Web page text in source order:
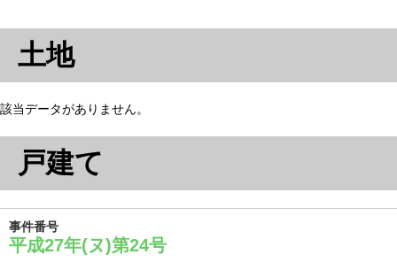
土地
該当データがありません。
戸建て
事件番号
平成27年(ヌ)第24号